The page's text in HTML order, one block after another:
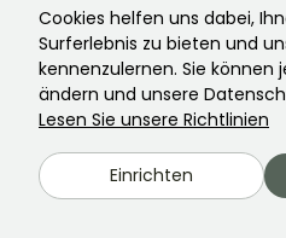
Cookies helfen uns dabei,
Surferlebnis zu bieten und
kennenzulernen. Sie können
ändern und unsere
Lesen Sie unsere Richtlinien
Einrichten
MEHR ALS 3700
.